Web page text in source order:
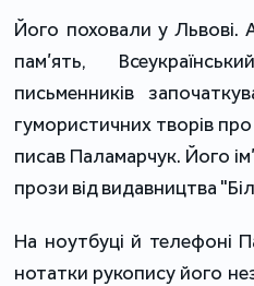
Його поховали у Львові.
пам’ять,
письменників
гумористичних творів про
писав Паламарчук. Його
прози від видавництва
На ноутбуці й телефоні
нотатки рукопису його